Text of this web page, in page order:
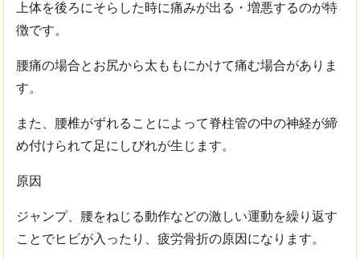
上体を後ろにそらした時に痛みが出る・増悪するのが特
徴です。
腰痛の場合とお尻から太ももにかけて痛む場合がありま
す。
また、腰椎がずれることによって脊柱管の中の神経が締
め付けられて足にしびれが生じます。
原因
ジャンプ、腰をねじる動作などの激しい運動を繰り返す
ことでヒビが入ったり、疲労骨折の原因になります。